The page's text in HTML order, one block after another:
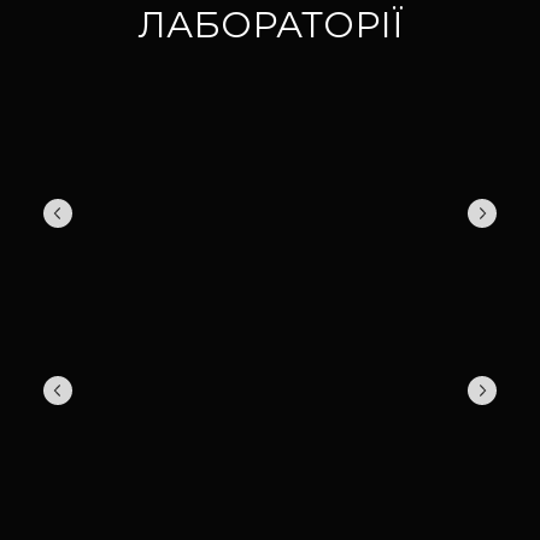
ЛАБОРАТОРІЇ